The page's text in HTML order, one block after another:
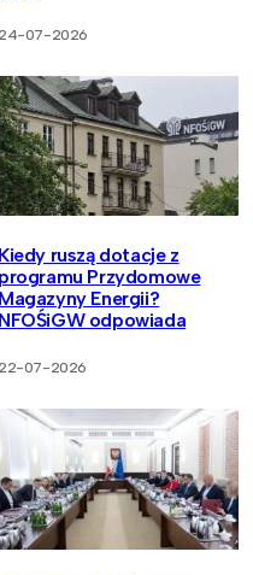
24-07-2026
Kiedy ruszą dotacje z
programu Przydomowe
Magazyny Energii?
NFOŚiGW odpowiada
22-07-2026